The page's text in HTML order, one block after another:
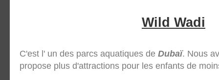
Wild Wadi
C'est l' un des parcs aquatiques de Dubaï. Nous
propose plus d'attractions pour les enfants de